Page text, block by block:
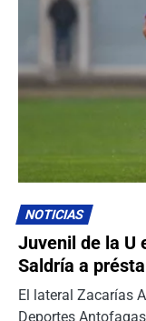
NOTICIAS
Juvenil de la U
Saldría a
El lateral Zacarías
Deportes